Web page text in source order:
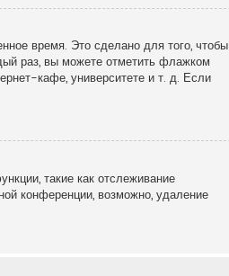
время. Это сделано для того, чтобы
раз, вы можете отметить флажком
кафе, университете и т. д. Если
такие как отслеживание
конференции, возможно, удаление